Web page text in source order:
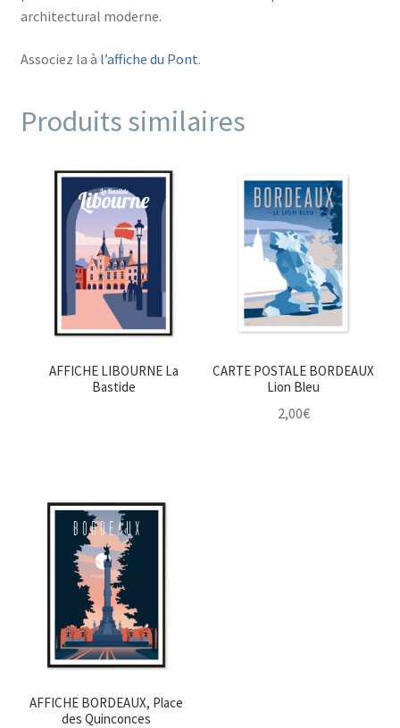
architectural moderne.
Associez la à l’affiche du Pont.
Produits similaires
AFFICHE LIBOURNE La
Bastide
CARTE POSTALE BORDEAUX
Lion Bleu
2,00€
AFFICHE BORDEAUX, Place
des Quinconces